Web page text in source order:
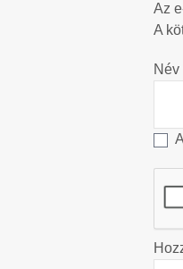
Az
A
Név